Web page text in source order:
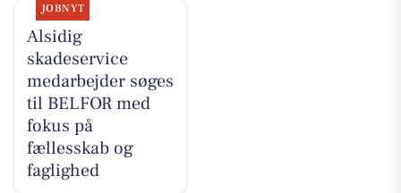
JOBNYT
Alsidig
skadeservice
medarbejder søges
til BELFOR med
fokus på
fællesskab og
faglighed